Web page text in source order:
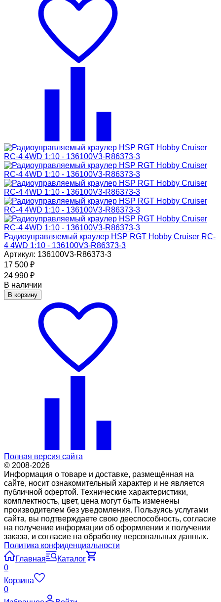
Радиоуправляемый краулер HSP RGT Hobby Cruiser RC-
4 4WD 1:10 - 136100V3-R86373-3
Артикул: 136100V3-R86373-3
17 500 ₽
24 990 ₽
В наличии
В корзину
Полная версия сайта
© 2008-2026
Информация о товаре и доставке, размещённая на
сайте, носит ознакомительный характер и не является
публичной офертой. Технические характеристики,
комплектность, цвет, цена могут быть изменены
производителем без уведомления. Пользуясь услугами
сайта, вы подтверждаете свою дееспособность, согласие
на получение информации об оформлении и получении
заказа, и согласие на обработку персональных данных.
Политика конфиденциальности
Главная
Каталог
0
Корзина
0